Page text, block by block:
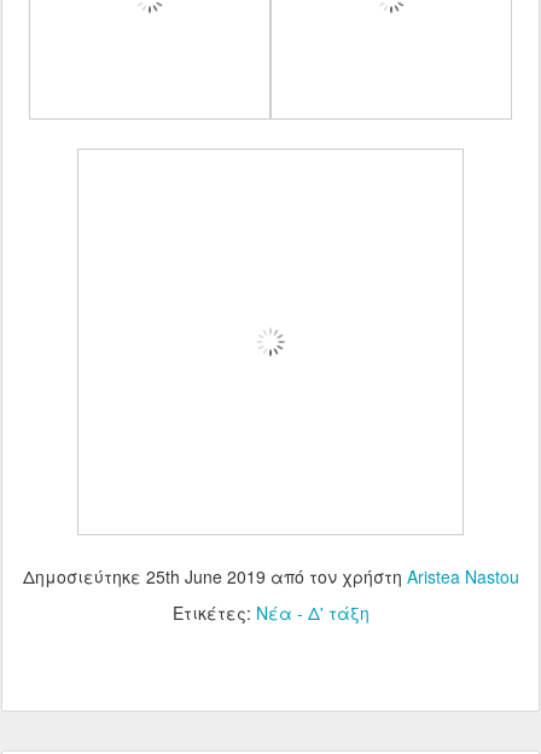
Δημοσιεύτηκε 25th June 2019 από τον χρήστη Aristea Nastou
Ετικέτες: Νέα - Δ' τάξη